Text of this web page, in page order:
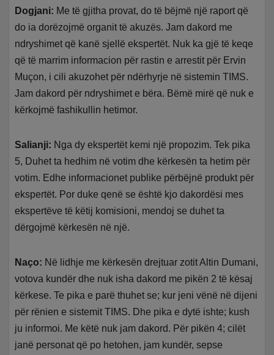
Dogjani: Me të gjitha provat, do të bëjmë një raport që
do ia dorëzojmë organit të akuzës. Jam dakord me
ndryshimet që kanë sjellë ekspertët. Nuk ka gjë të keqe
që të marrim informacion për rastin e arrestit për Ervin
Muçon, i cili akuzohet për ndërhyrje në sistemin TIMS.
Jam dakord për ndryshimet e bëra. Bëmë mirë që nuk e
kërkojmë fashikullin hetimor.
Salianji: Nga dy ekspertët kemi një propozim. Tek pika
5, Duhet ta hedhim në votim dhe kërkesën ta hetim për
votim. Edhe informacionet publike përbëjnë produkt për
ekspertët. Por duke qenë se është kjo dakordësi mes
ekspertëve të këtij komisioni, mendoj se duhet ta
dërgojmë kërkesën në një.
Naço: Në lidhje me kërkesën drejtuar zotit Altin Dumani,
votova kundër dhe nuk isha dakord me pikën 2 të kësaj
kërkese. Te pika e parë thuhet se; kur jeni vënë në dijeni
për rënien e sistemit TIMS. Dhe pika e dytë ishte; kush
ju informoi. Me këtë nuk jam dakord. Për pikën 4; cilët
janë personat që po hetohen, jam kundër, sepse